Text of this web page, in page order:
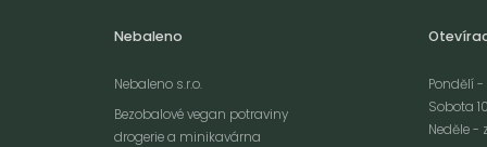
Nebaleno
Nebaleno s.r.o.
Bezobalové vegan potraviny
drogerie a minikavárna
Pondělí -
Sobota
Neděle -